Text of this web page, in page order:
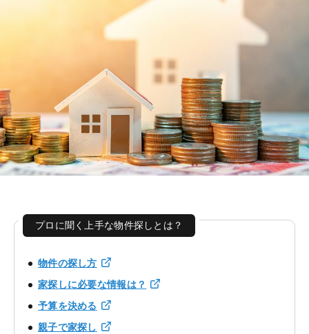
プロに聞く上手な物件探しとは？
物件の探し方
家探しに必要な情報は？
予算を決める
親子で家探し